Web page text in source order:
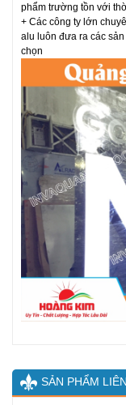
phẩm trường tồn với
+ Các công ty lớn
alu luôn đưa ra các
chọn
SẢN PHẨM